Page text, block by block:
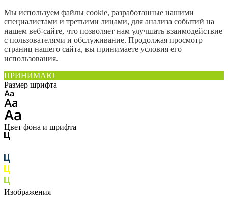
Мы используем файлы cookie, разработанные нашими
специалистами и третьими лицами, для анализа событий на
нашем веб-сайте, что позволяет нам улучшать взаимодействие
с пользователями и обслуживание. Продолжая просмотр
страниц нашего сайта, вы принимаете условия его
использования.
ПРИНИМАЮ
Размер шрифта
Цвет фона и шрифта
Изображения